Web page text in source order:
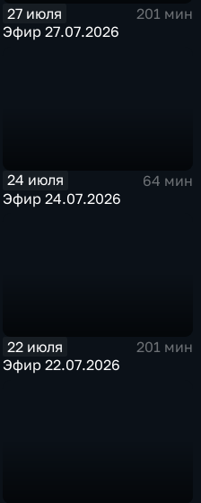
27 июля
201 мин
Эфир 27.07.2026
24 июля
64 мин
Эфир 24.07.2026
22 июля
201 мин
Эфир 22.07.2026